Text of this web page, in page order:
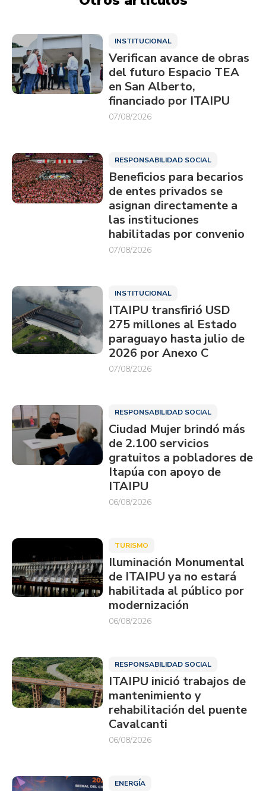
INSTITUCIONAL
Verifican avance de obras
del futuro Espacio TEA
en San Alberto,
financiado por ITAIPU
07/08/2026
RESPONSABILIDAD SOCIAL
Beneficios para becarios
de entes privados se
asignan directamente a
las instituciones
habilitadas por convenio
07/08/2026
INSTITUCIONAL
ITAIPU transfirió USD
275 millones al Estado
paraguayo hasta julio de
2026 por Anexo C
07/08/2026
RESPONSABILIDAD SOCIAL
Ciudad Mujer brindó más
de 2.100 servicios
gratuitos a pobladores de
Itapúa con apoyo de
ITAIPU
06/08/2026
TURISMO
Iluminación Monumental
de ITAIPU ya no estará
habilitada al público por
modernización
06/08/2026
RESPONSABILIDAD SOCIAL
ITAIPU inició trabajos de
mantenimiento y
rehabilitación del puente
Cavalcanti
06/08/2026
ENERGÍA